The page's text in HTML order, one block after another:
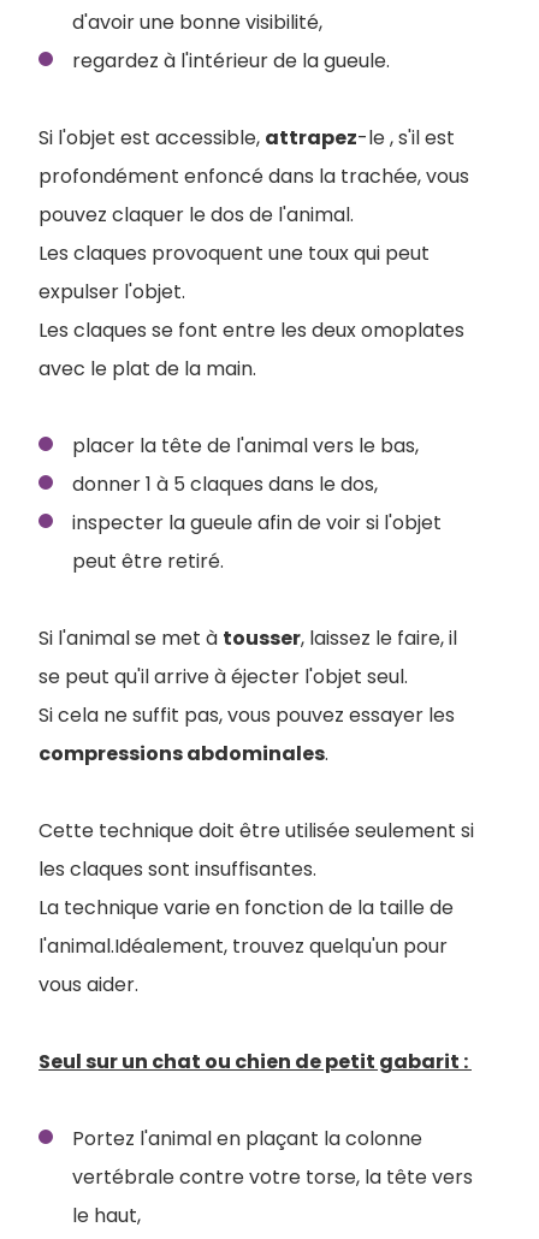
d'avoir une bonne visibilité,
regardez à l'intérieur de la gueule.
Si l'objet est accessible, attrapez-le , s'il est
profondément enfoncé dans la trachée, vous
pouvez claquer le dos de l'animal.
Les claques provoquent une toux qui peut
expulser l'objet.
Les claques se font entre les deux omoplates
avec le plat de la main.
placer la tête de l'animal vers le bas,
donner 1 à 5 claques dans le dos,
inspecter la gueule afin de voir si l'objet
peut être retiré.
Si l'animal se met à tousser, laissez le faire, il
se peut qu'il arrive à éjecter l'objet seul.
Si cela ne suffit pas, vous pouvez essayer les
compressions abdominales.
Cette technique doit être utilisée seulement si
les claques sont insuffisantes.
La technique varie en fonction de la taille de
l'animal.Idéalement, trouvez quelqu'un pour
vous aider.
Seul sur un chat ou chien de petit gabarit :
Portez l'animal en plaçant la colonne
vertébrale contre votre torse, la tête vers
le haut,